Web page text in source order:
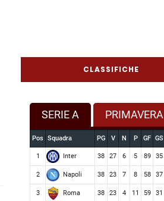
CLASSIFICHE
SERIE A PRIMAVERA
Pos Squadra PG V N P GF GS
1 Inter 38 27 6 5 89 35
2 Napoli 38 23 7 8 58 37
3 Roma 38 23 4 11 59 31